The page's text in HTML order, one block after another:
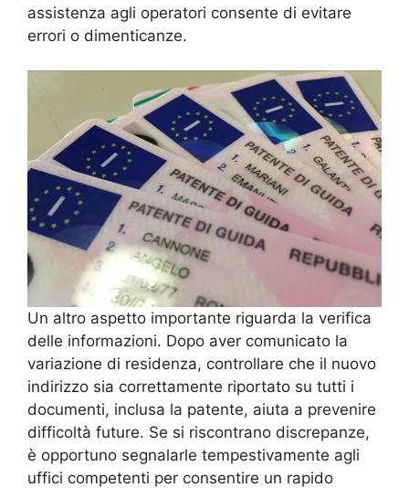
assistenza agli operatori consente di evitare
errori o dimenticanze.
Un altro aspetto importante riguarda la verifica
delle informazioni. Dopo aver comunicato la
variazione di residenza, controllare che il nuovo
indirizzo sia correttamente riportato su tutti i
documenti, inclusa la patente, aiuta a prevenire
difficoltà future. Se si riscontrano discrepanze,
è opportuno segnalarle tempestivamente agli
uffici competenti per consentire un rapido